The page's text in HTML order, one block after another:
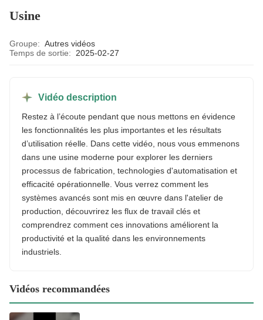
Usine
Groupe: Autres vidéos
Temps de sortie:
2025-02-27
Vidéo description
Restez à l’écoute pendant que nous mettons en évidence
les fonctionnalités les plus importantes et les résultats
d’utilisation réelle. Dans cette vidéo, nous vous emmenons
dans une usine moderne pour explorer les derniers
processus de fabrication, technologies d'automatisation et
efficacité opérationnelle. Vous verrez comment les
systèmes avancés sont mis en œuvre dans l'atelier de
production, découvrirez les flux de travail clés et
comprendrez comment ces innovations améliorent la
productivité et la qualité dans les environnements
industriels.
Vidéos recommandées